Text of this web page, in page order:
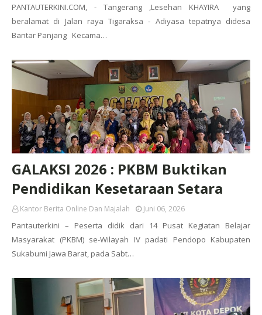
PANTAUTERKINI.COM, - Tangerang ,Lesehan KHAYIRA yang
beralamat di Jalan raya Tigaraksa - Adiyasa tepatnya didesa
Bantar Panjang Kecama…
GALAKSI 2026 : PKBM Buktikan
Pendidikan Kesetaraan Setara
Kantor Berita Online Dan Majalah Juni 06, 2026
Pantauterkini – Peserta didik dari 14 Pusat Kegiatan Belajar
Masyarakat (PKBM) se-Wilayah IV padati Pendopo Kabupaten
Sukabumi Jawa Barat, pada Sabt…